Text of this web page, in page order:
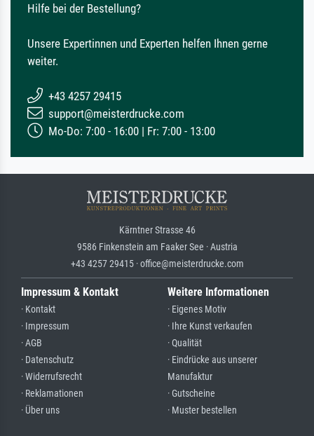
Hilfe bei der Bestellung?
Unsere Expertinnen und Experten helfen Ihnen gerne
weiter.
+43 4257 29415
support@meisterdrucke.com
Mo-Do: 7:00 - 16:00 | Fr: 7:00 - 13:00
Kärntner Strasse 46
9586 Finkenstein am Faaker See · Austria
+43 4257 29415 · office@meisterdrucke.com
Impressum & Kontakt
· Kontakt
· Impressum
· AGB
· Datenschutz
· Widerrufsrecht
· Reklamationen
· Über uns
Weitere Informationen
· Eigenes Motiv
· Ihre Kunst verkaufen
· Qualität
· Eindrücke aus unserer
Manufaktur
· Gutscheine
· Muster bestellen